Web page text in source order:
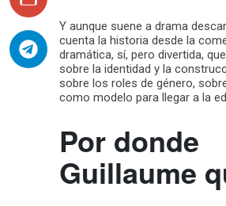
Y aunque suene a drama
cuenta la historia desde la
dramática, sí, pero divertida,
sobre la identidad y la
sobre los roles de género,
como modelo para llegar a la
Por donde
Guillaume